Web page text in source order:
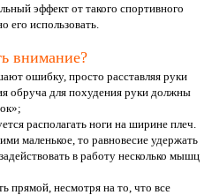
эффект от такого спортивного
его использовать.
внимание?
ошибку, просто расставляя руки
обруча для похудения руки должны
располагать ноги на ширине плеч.
маленькое, то равновесие удержать
в работу несколько мышц
прямой, несмотря на то, что все